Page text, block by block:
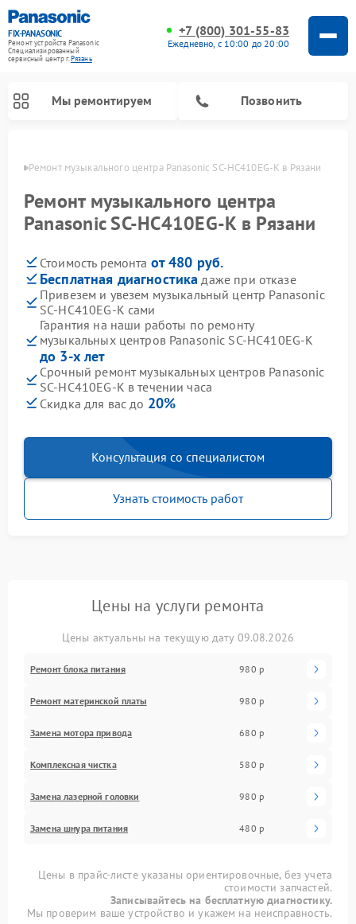
FIX-PANASONIC
Ремонт устройств Panasonic
Специализированный
cервисный центр г.Рязань
+7 (800) 301-55-83
Ежедневно, с 10:00 до 20:00
Мы ремонтируем Позвонить
Ремонт музыкального центра Panasonic SC-HC410EG-K в Рязани
Ремонт музыкального центра
Panasonic SC-HC410EG-K в Рязани
Стоимость ремонта от 480 руб.
Бесплатная диагностика даже при отказе
Привезем и увезем музыкальный центр Panasonic
SC-HC410EG-K сами
Гарантия на наши работы по ремонту
музыкальных центров Panasonic SC-HC410EG-K
до 3-х лет
Срочный ремонт музыкальных центров Panasonic
SC-HC410EG-K в течении часа
Скидка для вас до 20%
Консультация со специалистом
Узнать стоимость работ
Цены на услуги ремонта
Цены актуальны на текущую дату 09.08.2026
Ремонт блока питания 980 р
Ремонт материнской платы 980 р
Замена мотора привода 680 р
Комплексная чистка 580 р
Замена лазерной головки 980 р
Замена шнура питания 480 р
Цены в прайс-листе указаны ориентировочные, без учета
стоимости запчастей.
Записывайтесь на бесплатную диагностику.
Мы проверим ваше устройство и укажем на неисправность.